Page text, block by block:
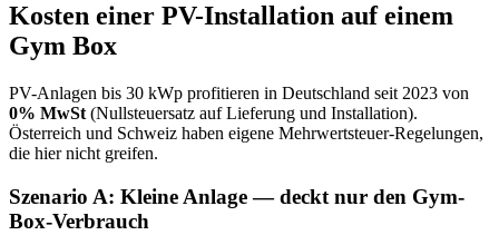
Kosten einer PV-Installation auf einem
Gym Box
PV-Anlagen bis 30 kWp profitieren in Deutschland seit 2023 von
0% MwSt (Nullsteuersatz auf Lieferung und Installation).
Österreich und Schweiz haben eigene Mehrwertsteuer-Regelungen,
die hier nicht greifen.
Szenario A: Kleine Anlage — deckt nur den Gym-
Box-Verbrauch